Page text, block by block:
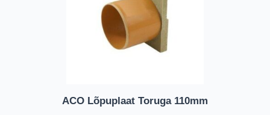
ACO Lõpuplaat Toruga 110mm